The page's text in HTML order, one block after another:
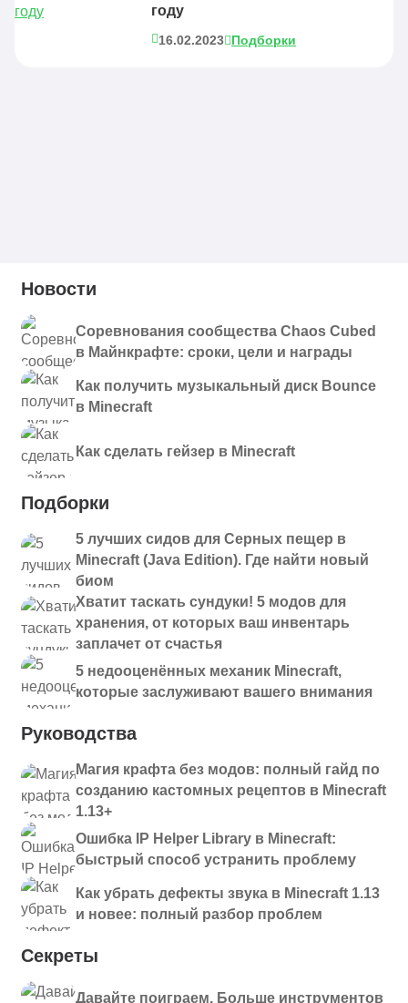
году
16.02.2023 Подборки
Новости
Соревнования сообщества Chaos Cubed
в Майнкрафте: сроки, цели и награды
Как получить музыкальный диск Bounce
в Minecraft
Как сделать гейзер в Minecraft
Подборки
5 лучших сидов для Серных пещер в
Minecraft (Java Edition). Где найти новый
биом
Хватит таскать сундуки! 5 модов для
хранения, от которых ваш инвентарь
заплачет от счастья
5 недооценённых механик Minecraft,
которые заслуживают вашего внимания
Руководства
Магия крафта без модов: полный гайд по
созданию кастомных рецептов в Minecraft
1.13+
Ошибка IP Helper Library в Minecraft:
быстрый способ устранить проблему
Как убрать дефекты звука в Minecraft 1.13
и новее: полный разбор проблем
Секреты
Давайте поиграем. Больше инструментов